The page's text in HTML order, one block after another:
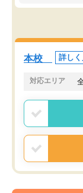
かと思った。
本校 詳し
対応エリア